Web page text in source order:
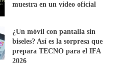
muestra en un vídeo oficial
¿Un móvil con pantalla sin
biseles? Así es la sorpresa que
prepara TECNO para el IFA
2026